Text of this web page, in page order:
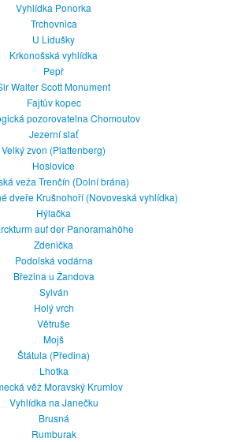
Vyhlídka Ponorka
Trchovnica
U Lidušky
Krkonošská vyhlídka
Pepř
Walter Scott Monument
Fajtův kopec
pozorovatelna Chomoutov
Jezerní slať
Velký zvon (Plattenberg)
Hoslovice
veža Trenčín (Dolní brána)
dveře Krušnohoří (Novoveská vyhlídka)
Hýlačka
auf der Panoramahöhe
Zdenička
Podolská vodárna
Březina u Žandova
Sylván
Holý vrch
Větruše
Mojš
Štátula (Předina)
Lhotka
věž Moravský Krumlov
Vyhlídka na Janečku
Brusná
Rumburak